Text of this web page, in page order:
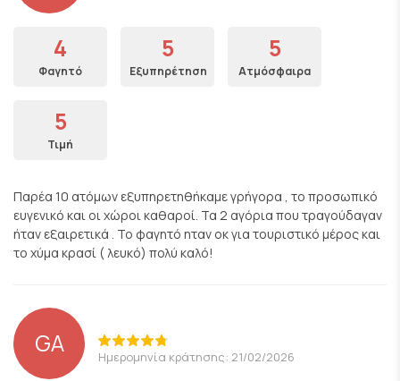
4
Φαγητό
5
Εξυπηρέτηση
5
Ατμόσφαιρα
5
Τιμή
Παρέα 10 ατόμων εξυπηρετηθήκαμε γρήγορα , το προσωπικό
ευγενικό και οι χώροι καθαροί. Τα 2 αγόρια που τραγούδαγαν
ήταν εξαιρετικά . Το φαγητό ηταν οκ για τουριστικό μέρος και
το χύμα κρασί ( λευκό) πολύ καλό!
GA Ημερομηνία κράτησης: 21/02/2026